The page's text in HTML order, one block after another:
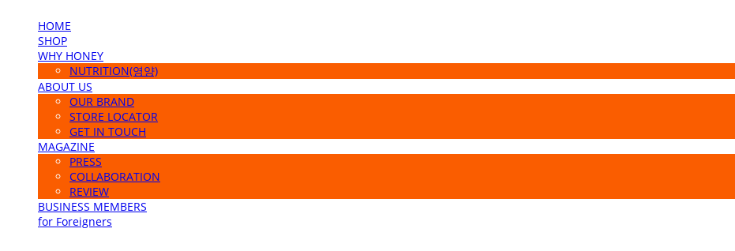
HOME
SHOP
WHY HONEY
NUTRITION(영양)
ABOUT US
OUR BRAND
STORE LOCATOR
GET IN TOUCH
MAGAZINE
PRESS
COLLABORATION
REVIEW
BUSINESS MEMBERS
for Foreigners